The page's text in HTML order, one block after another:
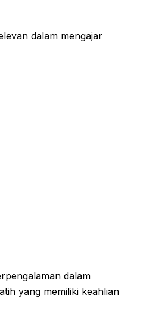
dalam mengajar
dalam
yang memiliki keahlian